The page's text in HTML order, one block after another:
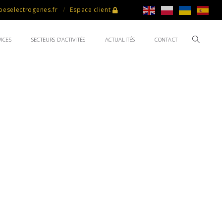
Espace client
SECTEURS D’ACTIVITÉS ACTUALITÉS CONTACT